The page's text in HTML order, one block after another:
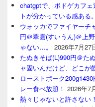
chatgptで、ボドゲカフ
トが分かっている感ある。
ウォッカでファイヤーチ
円＠翠雲(すいうん)＠上
ゃない…。
2026年7月27
たぬきそば(L)990円＠た
ャ固いんだけど、どこが
ローストポーク
レー食べ放題！ 2026年7
熱々じゃないと許さない